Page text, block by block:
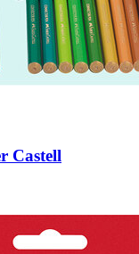
Castell